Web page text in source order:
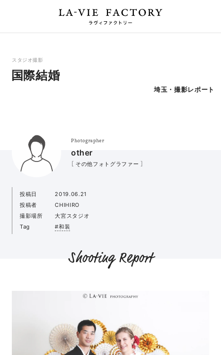
スタジオ撮影
国際結婚
埼玉・撮影レポート
Photographer
other
［ その他フォトグラファー ］
投稿日
2019.06.21
投稿者
CHIHIRO
撮影場所
大宮スタジオ
Tag
#和装
Shooting Report